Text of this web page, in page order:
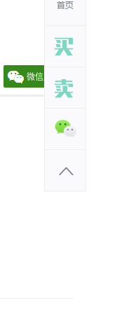
微信朋友圈